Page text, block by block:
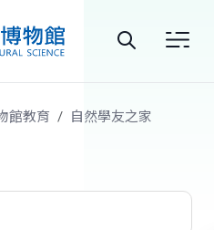
站
館教育
自然學友之家